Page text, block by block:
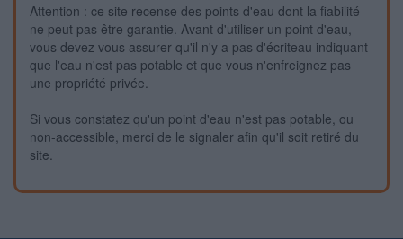
Attention : ce site recense des points d'eau dont la fiabilité
ne peut pas être garantie. Avant d'utiliser un point d'eau,
vous devez vous assurer qu'il n'y a pas d'écriteau indiquant
que l'eau n'est pas potable et que vous n'enfreignez pas
une propriété privée.
Si vous constatez qu'un point d'eau n'est pas potable, ou
non-accessible, merci de le signaler afin qu'il soit retiré du
site.